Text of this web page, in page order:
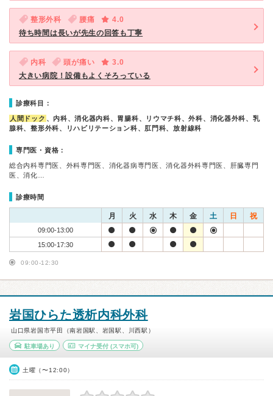
整形外科 腰痛
4.0
待ち時間は長いが先生の回答も丁寧
内科 頭が痛い
3.0
大きい病院！設備もよくそろっている
診療科目：
人間ドック 、内科、消化器内科、胃腸科、リウマチ科、外科、消化器外科、乳
腺科、整形外科、リハビリテーション科、肛門科、放射線科
専門医・資格：
総合内科専門医、外科専門医、消化器病専門医、消化器外科専門医、肝臓専門
医、消化…
診療時間
月 火 水 木 金 土 日 祝
09:00-13:00
15:00-17:30
09:00-12:30
岩国ひらた透析内科外科
山口県岩国市平田（南岩国駅、岩国駅、川西駅）
駐車場あり マイナ受付(スマホ可)
土曜（〜12:00）